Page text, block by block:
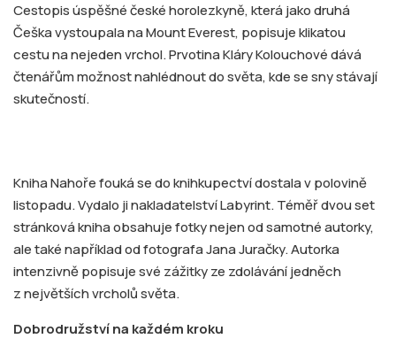
Cestopis úspěšné české horolezkyně, která jako druhá
Češka vystoupala na Mount Everest, popisuje klikatou
cestu na nejeden vrchol. Prvotina Kláry Kolouchové dává
čtenářům možnost nahlédnout do světa, kde se sny stávají
skutečností.
Kniha Nahoře fouká se do knihkupectví dostala v polovině
listopadu. Vydalo ji nakladatelství Labyrint. Téměř dvou set
stránková kniha obsahuje fotky nejen od samotné autorky,
ale také například od fotografa Jana Juračky. Autorka
intenzivně popisuje své zážitky ze zdolávání jedněch
z největších vrcholů světa.
Dobrodružství na každém kroku